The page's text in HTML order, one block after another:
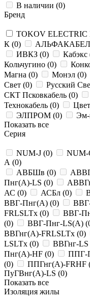
В наличии (0)
Бренд
TOKOV
К (0)
ИВКЗ (0) Кабэкс
Кольчугино (0)
Магна (0) Монэл (0)
Свет (0) Русский
СКТ Псковкабель (0)
Технокабель (0)
ЭЛПРОМ (0) Эм-
Показать все
Серия
NUM-J (0) NUM-
А (0)
АВБШв (0)
Пнг(А)-LS (0)
АС (0) АСБл (0)
ВВГ-Пнг(А) (0)
FRLSLTx (0) ВВГ-
(0) ВВГ-Пнг-LS(А) (
ВВГнг(А)-FRLSLTx (0)
LSLTx (0) ВВГнг-LS
Пнг(А)-HF (0) ППГ-
(0) ППГнг(А)-FRHF
ПуГВнг(А)-LS (0)
Показать все
Изоляция жилы